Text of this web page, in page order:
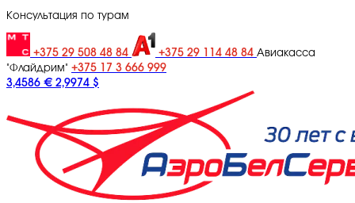
Консультация по турам
+375 29 508 48 84 +375 29 114 48 84 Авиакасса
"Флайдрим" +375 17 3 666 999
3,4586 € 2,9974 $